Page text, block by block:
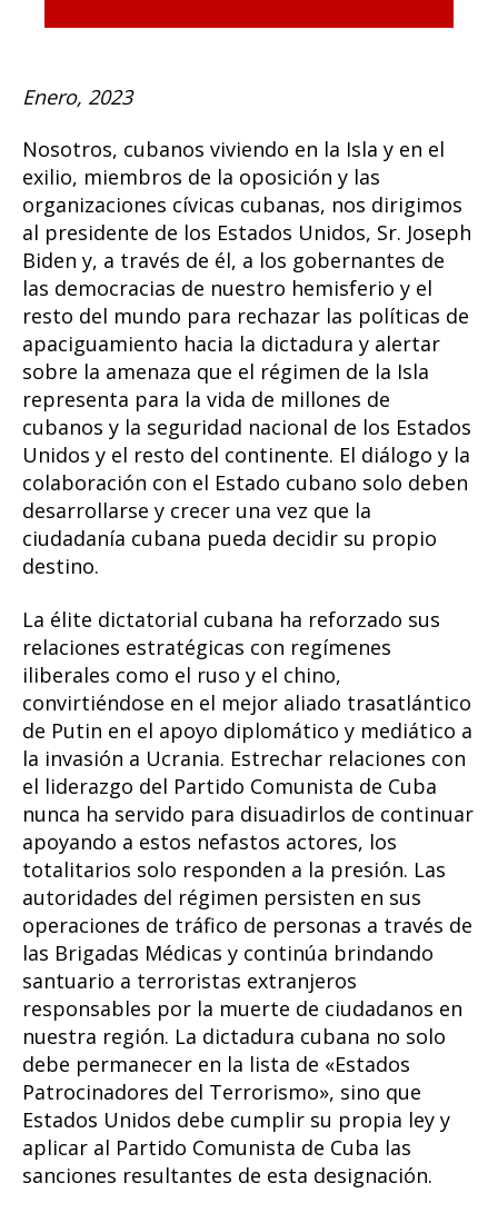
Enero, 2023
Nosotros, cubanos viviendo en la Isla y en el
exilio, miembros de la oposición y las
organizaciones cívicas cubanas, nos dirigimos
al presidente de los Estados Unidos, Sr. Joseph
Biden y, a través de él, a los gobernantes de
las democracias de nuestro hemisferio y el
resto del mundo para rechazar las políticas de
apaciguamiento hacia la dictadura y alertar
sobre la amenaza que el régimen de la Isla
representa para la vida de millones de
cubanos y la seguridad nacional de los Estados
Unidos y el resto del continente. El diálogo y la
colaboración con el Estado cubano solo deben
desarrollarse y crecer una vez que la
ciudadanía cubana pueda decidir su propio
destino.
La élite dictatorial cubana ha reforzado sus
relaciones estratégicas con regímenes
iliberales como el ruso y el chino,
convirtiéndose en el mejor aliado trasatlántico
de Putin en el apoyo diplomático y mediático a
la invasión a Ucrania. Estrechar relaciones con
el liderazgo del Partido Comunista de Cuba
nunca ha servido para disuadirlos de continuar
apoyando a estos nefastos actores, los
totalitarios solo responden a la presión. Las
autoridades del régimen persisten en sus
operaciones de tráfico de personas a través de
las Brigadas Médicas y continúa brindando
santuario a terroristas extranjeros
responsables por la muerte de ciudadanos en
nuestra región. La dictadura cubana no solo
debe permanecer en la lista de «Estados
Patrocinadores del Terrorismo», sino que
Estados Unidos debe cumplir su propia ley y
aplicar al Partido Comunista de Cuba las
sanciones resultantes de esta designación.